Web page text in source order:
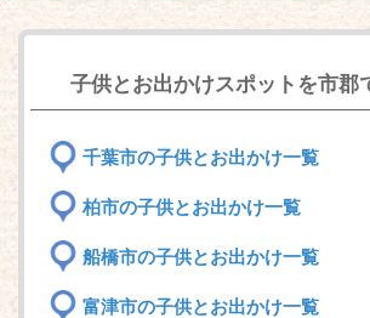
子供とお出かけスポットを市郡
千葉市の子供とお出かけ一覧
柏市の子供とお出かけ一覧
船橋市の子供とお出かけ一覧
富津市の子供とお出かけ一覧